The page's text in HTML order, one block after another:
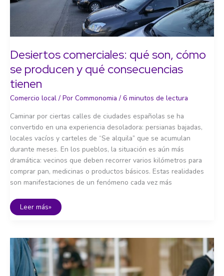
Desiertos comerciales: qué son, cómo
se producen y qué consecuencias
tienen
Comercio local / Por Commonomia / 6 minutos de lectura
Caminar por ciertas calles de ciudades españolas se ha
convertido en una experiencia desoladora: persianas bajadas,
locales vacíos y carteles de “Se alquila” que se acumulan
durante meses. En los pueblos, la situación es aún más
dramática: vecinos que deben recorrer varios kilómetros para
comprar pan, medicinas o productos básicos. Estas realidades
son manifestaciones de un fenómeno cada vez más
Desiertos
comerciales:
se
producen
y
qué
consecuencias
tienen
Leer más»